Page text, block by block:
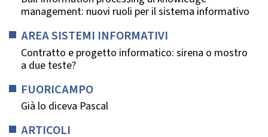
management: nuovi ruoli per il sistema informativo
AREA SISTEMI INFORMATIVI
Contratto e progetto informatico: sirena o mostro
a due teste?
FUORICAMPO
Già lo diceva Pascal
ARTICOLI